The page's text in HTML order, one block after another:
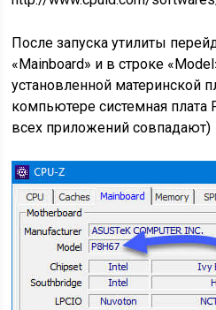
После запуска утилиты
«Mainboard» и в строке
установленной материнской
компьютере системная плата
всех приложений совпадают)